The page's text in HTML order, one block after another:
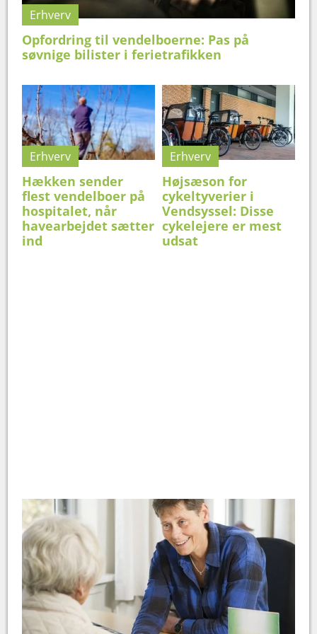
Erhverv
Opfordring til vendelboerne: Pas på
søvnige bilister i ferietrafikken
Erhverv
Hækken sender
flest vendelboer på
hospitalet, når
havearbejdet sætter
ind
Erhverv
Højsæson for
cykeltyverier i
Vendsyssel: Disse
cykelejere er mest
udsat